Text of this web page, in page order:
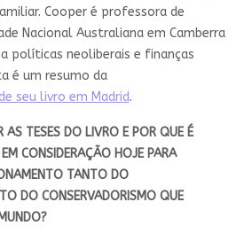
Cooper é professora de
Nacional Australiana em Camberra
políticas neoliberais e finanças
é um resumo da
seu livro em Madrid.
AS TESES DO LIVRO E POR QUE É
CONSIDERAÇÃO HOJE PARA
TANTO DO
DO CONSERVADORISMO QUE